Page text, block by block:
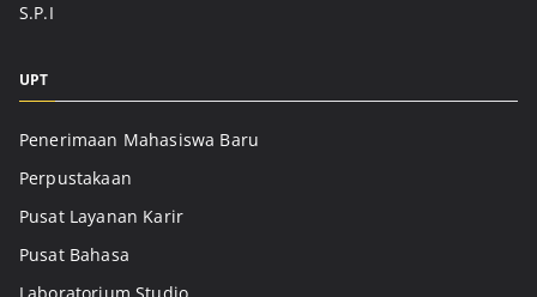
S.P.I
UPT
Penerimaan Mahasiswa Baru
Perpustakaan
Pusat Layanan Karir
Pusat Bahasa